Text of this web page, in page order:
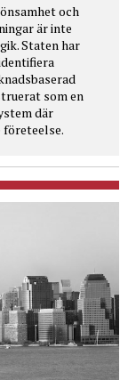
och
är inte
Staten har
som en
där